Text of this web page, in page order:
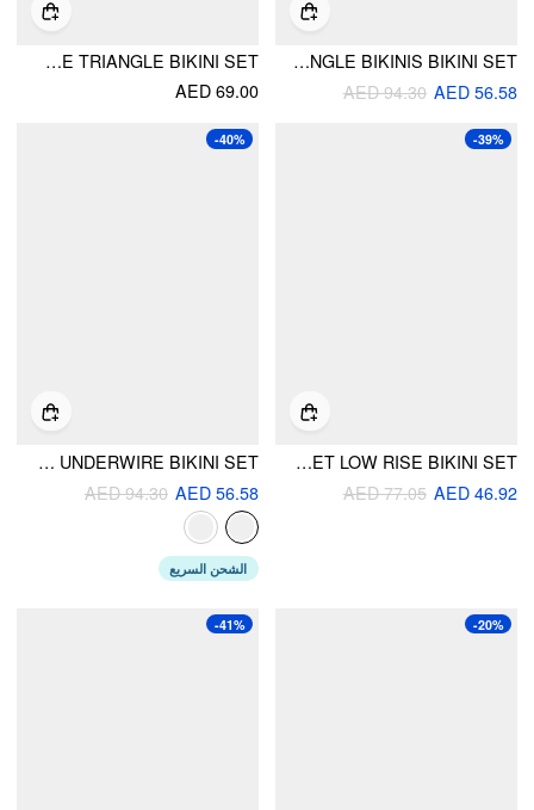
SWEETHEART STRIPES TRIANGLE BIKINIS BIKINI SET
AED 56.58
AED 94.30
HIGH STRETCH STRIPED HALTER NECK TIE SIDE TRIANGLE BIKINI SET
AED 69.00
-39%
SQUARE NECK STRIPED RUCHED TIE SIDE BRACELET LOW RISE BIKINI SET
AED 46.92
AED 77.05
-40%
SWEETHEART RUCHED LETTUCE TRIM BEAD DETAIL TIE SIDE UNDERWIRE BIKINI SET
AED 56.58
AED 94.30
الشحن السريع
-20%
-41%